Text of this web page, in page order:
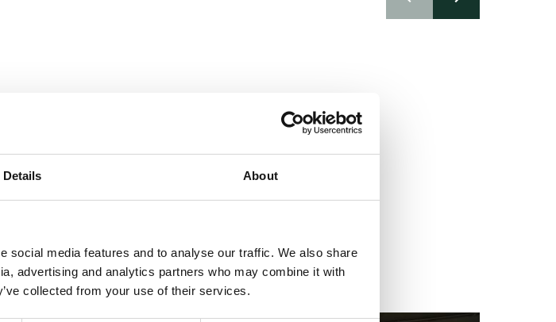
Details About
social media features and to analyse our traffic. We also share
advertising and analytics partners who may combine it with
collected from your use of their services.